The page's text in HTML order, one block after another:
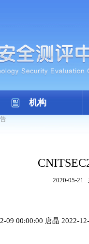
机构
2020-05-21
09 00:00:00 唐晶 2022-